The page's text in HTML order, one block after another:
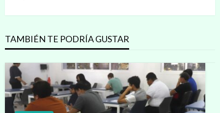
TAMBIÉN TE PODRÍA GUSTAR